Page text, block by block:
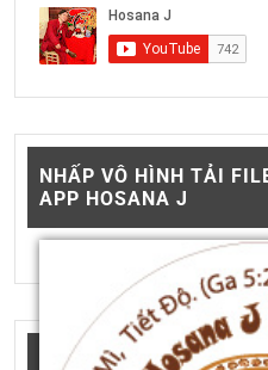
NHẤP VÔ HÌNH TẢI
APP HOSANA J